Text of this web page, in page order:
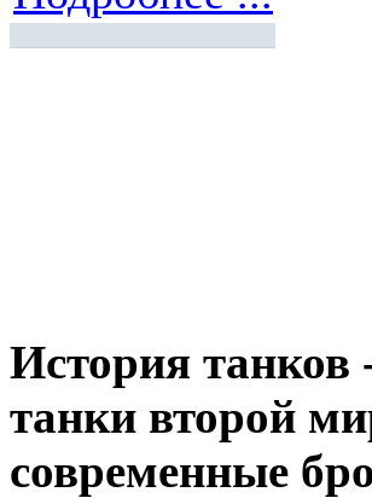
История танков
танки второй
современные